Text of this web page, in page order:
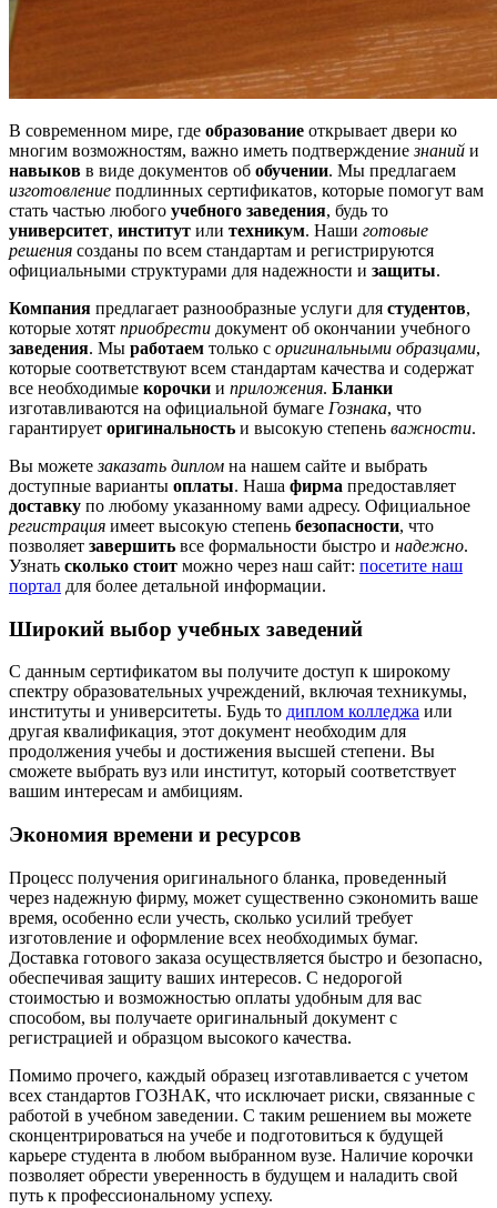
В современном мире, где образование открывает двери ко
многим возможностям, важно иметь подтверждениезнаний и
навыков в виде документов об обучении. Мы предлагаем
изготовление подлинных сертификатов, которые помогут вам
стать частью любого учебного заведения, будь то
университет, институт или техникум. Наши готовые
решения созданы по всем стандартам и регистрируются
официальными структурами для надежности и защиты.
Компания предлагает разнообразные услуги для студентов,
которые хотят приобрести документ об окончании учебного
заведения. Мы работаем только с оригинальными образцами,
которые соответствуют всем стандартам качества и содержат
все необходимые корочки и приложения. Бланки
изготавливаются на официальной бумаге Гознака, что
гарантирует оригинальность и высокую степень важности.
Вы можетезаказать диплом на нашем сайте и выбрать
доступные варианты оплаты. Наша фирма предоставляет
доставку по любому указанному вами адресу. Официальное
регистрация имеет высокую степень безопасности, что
позволяет завершить все формальности быстро и надежно.
Узнать сколько стоит можно через наш сайт: посетите наш
портал для более детальной информации.
Широкий выбор учебных заведений
С данным сертификатом вы получите доступ к широкому
спектру образовательных учреждений, включая техникумы,
институты и университеты. Будь то диплом колледжа или
другая квалификация, этот документ необходим для
продолжения учебы и достижения высшей степени. Вы
сможете выбрать вуз или институт, который соответствует
вашим интересам и амбициям.
Экономия времени и ресурсов
Процесс получения оригинального бланка, проведенный
через надежную фирму, может существенно сэкономить ваше
время, особенно если учесть, сколько усилий требует
изготовление и оформление всех необходимых бумаг.
Доставка готового заказа осуществляется быстро и безопасно,
обеспечивая защиту ваших интересов. С недорогой
стоимостью и возможностью оплаты удобным для вас
способом, вы получаете оригинальный документ с
регистрацией и образцом высокого качества.
Помимо прочего, каждый образец изготавливается с учетом
всех стандартов ГОЗНАК, что исключает риски, связанные с
работой в учебном заведении. С таким решением вы можете
сконцентрироваться на учебе и подготовиться к будущей
карьере студента в любом выбранном вузе. Наличие корочки
позволяет обрести уверенность в будущем и наладить свой
путь к профессиональному успеху.